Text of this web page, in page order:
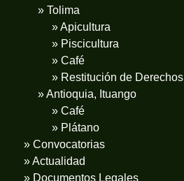
» Tolima
» Apicultura
» Piscicultura
» Café
» Restitución de Derechos
» Antioquia, Ituango
» Café
» Plátano
» Convocatorias
» Actualidad
» Documentos Legales